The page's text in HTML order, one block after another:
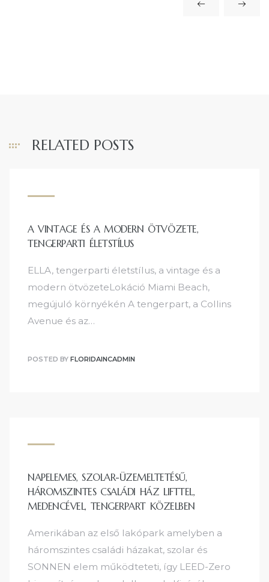
RELATED POSTS
A VINTAGE ÉS A MODERN ÖTVÖZETE,
TENGERPARTI ÉLETSTÍLUS
ELLA, tengerparti életstílus, a vintage és a
modern ötvözeteLokáció Miami Beach,
megújuló környékén A tengerpart, a Collins
Avenue és az…
POSTED BY FLORIDAINCADMIN
NAPELEMES, SZOLAR-ÜZEMELTETÉSŰ,
HÁROMSZINTES CSALÁDI HÁZ LIFTTEL,
MEDENCÉVEL, TENGERPART KÖZELBEN
Amerikában az első lakópark amelyben a
háromszintes családi házakat, szolar és
SONNEN elem működteteti, így LEED-Zero